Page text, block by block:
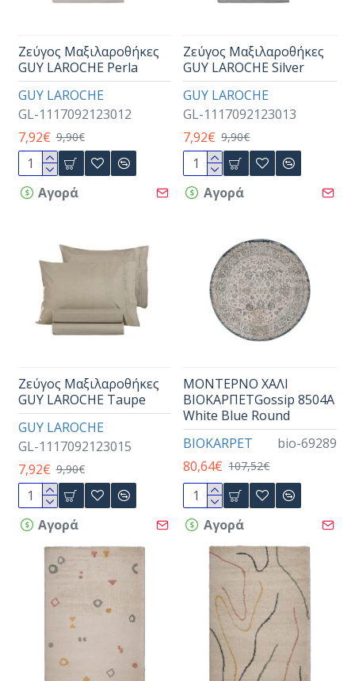
GUY LAROCHE
GL-1117092123012
Ζεύγος Μαξιλαροθήκες
GUY LAROCHE Perla
7,92€ 9,90€
Αγορά
GUY LAROCHE
GL-1117092123013
Ζεύγος Μαξιλαροθήκες
GUY LAROCHE Silver
7,92€ 9,90€
Αγορά
GUY LAROCHE
GL-1117092123015
Ζεύγος Μαξιλαροθήκες
GUY LAROCHE Taupe
7,92€ 9,90€
Αγορά
BIOKARPET bio-69289
ΜΟΝΤΕΡΝΟ ΧΑΛΙ
ΒΙΟΚΑΡΠΕΤGossip 8504A
White Blue Round
80,64€ 107,52€
Αγορά